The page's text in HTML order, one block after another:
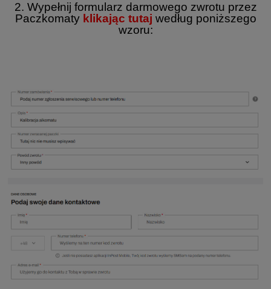
2. Wypełnij formularz darmowego zwrotu przez
Paczkomaty klikając tutaj według poniższego
wzoru: